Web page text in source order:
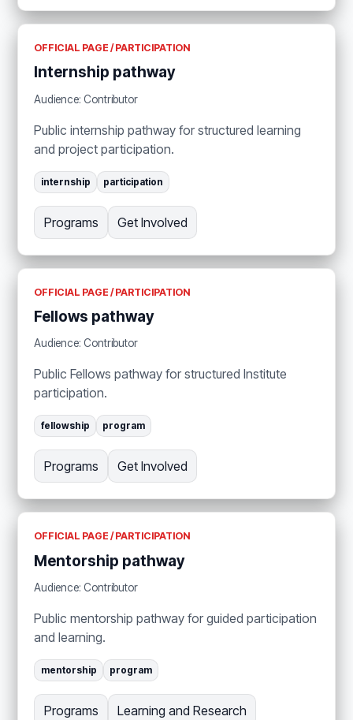
OFFICIAL PAGE / PARTICIPATION
Internship pathway
Audience: Contributor
Public internship pathway for structured learning
and project participation.
internship participation
Programs Get Involved
OFFICIAL PAGE / PARTICIPATION
Fellows pathway
Audience: Contributor
Public Fellows pathway for structured Institute
participation.
fellowship program
Programs Get Involved
OFFICIAL PAGE / PARTICIPATION
Mentorship pathway
Audience: Contributor
Public mentorship pathway for guided participation
and learning.
mentorship program
Programs Learning and Research